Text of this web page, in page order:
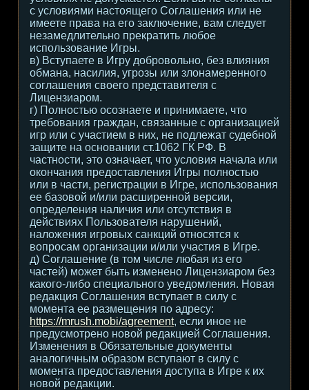
с условиями настоящего Соглашения или не
имеете права на его заключение, вам следует
незамедлительно прекратить любое
использование Игры.
в) Вступаете в Игру добровольно, без влияния
обмана, насилия, угрозы или злонамеренного
соглашения своего представителя с
Лицензиаром.
г) Полностью осознаете и принимаете, что
требования граждан, связанные с организацией
игр или с участием в них, не подлежат судебной
защите на основании ст.1062 ГК РФ. В
частности, это означает, что условия начала или
окончания предоставления Игры полностью
или в части, регистрации в Игре, использования
ее базовой и/или расширенной версии,
определения наличия или отсутствия в
действиях Пользователя нарушений,
наложения игровых санкций относятся к
вопросам организации и/или участия в Игре.
д) Соглашение (в том числе любая из его
частей) может быть изменено Лицензиаром без
какого-либо специального уведомления. Новая
редакция Соглашения вступает в силу с
момента ее размещения по адресу:
https://mrush.mobi/agreement, если иное не
предусмотрено новой редакцией Соглашения.
Изменения в Обязательные документы
аналогичным образом вступают в силу с
момента предоставления доступа в Игре к их
новой редакции.